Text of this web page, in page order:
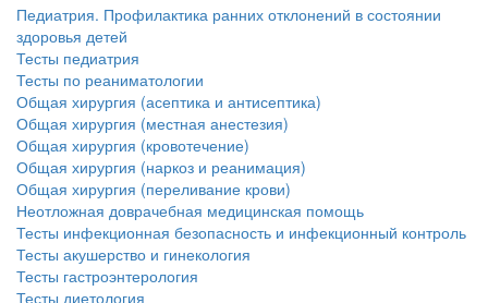
Педиатрия. Профилактика ранних отклонений в состоянии
здоровья детей
Тесты педиатрия
Тесты по реаниматологии
Общая хирургия (асептика и антисептика)
Общая хирургия (местная анестезия)
Общая хирургия (кровотечение)
Общая хирургия (наркоз и реанимация)
Общая хирургия (переливание крови)
Неотложная доврачебная медицинская помощь
Тесты инфекционная безопасность и инфекционный контроль
Тесты акушерство и гинекология
Тесты гастроэнтерология
Тесты диетология